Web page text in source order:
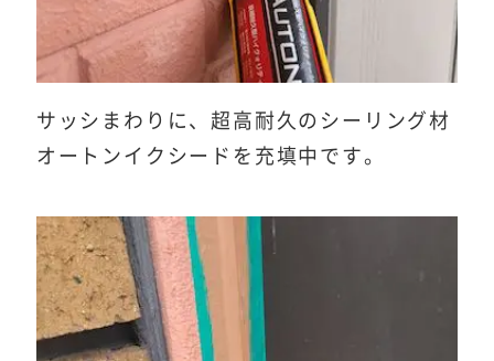
サッシまわりに、超高耐久のシーリング材
オートンイクシードを充填中です。